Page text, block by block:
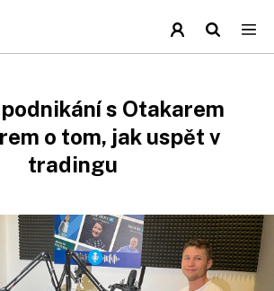
s Otakarem
o tom, jak uspět v
tradingu